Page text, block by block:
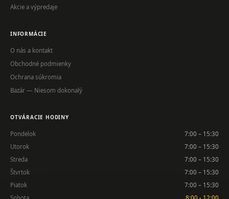
Akcie a výpredaje
INFORMÁCIE
O nás a kontakt
Obchodné podmienky
Ochrana súkromia
Bazár — Niesom dokonalý
OTVÁRACIE HODINY
Pondelok
7:00 – 15:30
Utorok
7:00 – 15:30
Streda
7:00 – 15:30
Štvrtok
7:00 – 15:30
Piatok
7:00 – 15:30